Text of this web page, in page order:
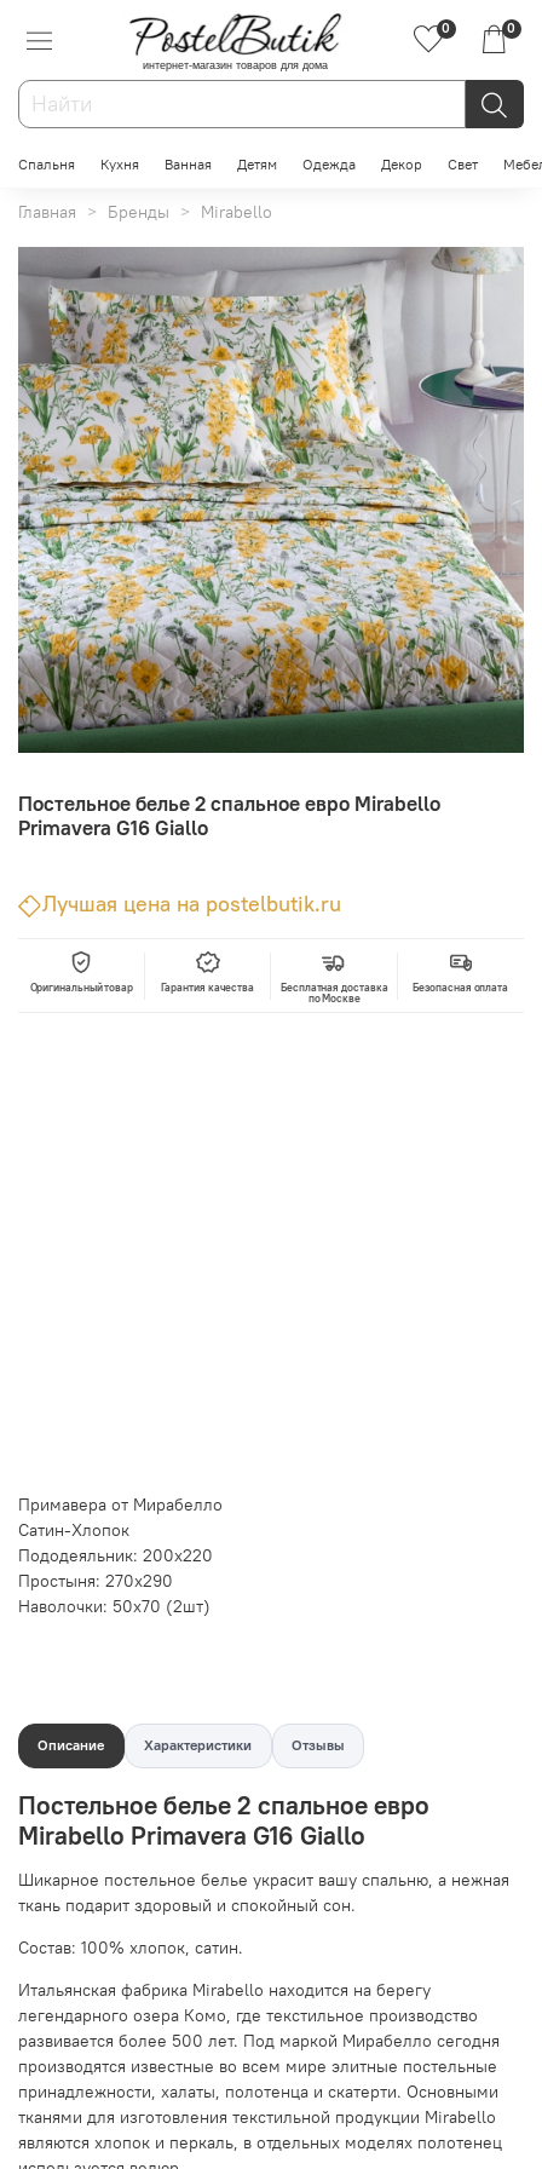
интернет-магазин товаров для дома
0 0
Спальня Кухня Ванная Детям Одежда Декор Свет
Главная Бренды Mirabello
Постельное белье 2 спальное евро Mirabello
Primavera G16 Giallo
Лучшая цена на postelbutik.ru
Оригинальный товар Гарантия качества
Бесплатная доставка
по Москве
Безопасная оплата
Примавера от Мирабелло
Сатин-Хлопок
Пододеяльник: 200x220
Простыня: 270х290
Наволочки: 50х70 (2шт)
Описание Характеристики Отзывы
Постельное белье 2 спальное евро
Mirabello Primavera G16 Giallo
Шикарное постельное белье украсит вашу спальню, а нежная
ткань подарит здоровый и спокойный сон.
Состав: 100% хлопок, сатин.
Итальянская фабрика Mirabello находится на берегу
легендарного озера Комо, где текстильное производство
развивается более 500 лет. Под маркой Мирабелло сегодня
производятся известные во всем мире элитные постельные
принадлежности, халаты, полотенца и скатерти. Основными
тканями для изготовления текстильной продукции Mirabello
являются хлопок и перкаль, в отдельных моделях полотенец